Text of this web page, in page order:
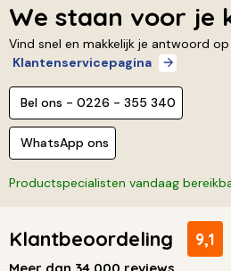
We staan voor je
Vind snel en makkelijk je antwoord
Klantenservicepagina
Bel ons - 0226 - 355 340
WhatsApp ons
Productspecialisten vandaag
Klantbeoordeling 9,1